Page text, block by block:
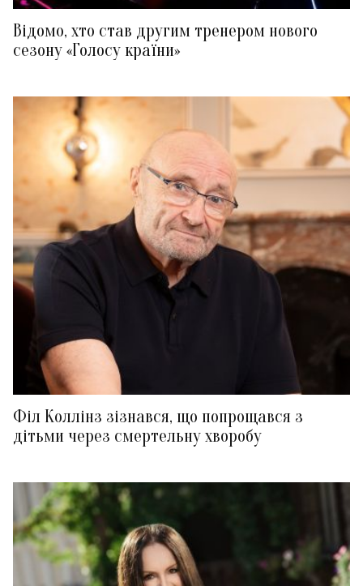
Відомо, хто став другим тренером нового
сезону «Голосу країни»
Філ Коллінз зізнався, що попрощався з
дітьми через смертельну хворобу